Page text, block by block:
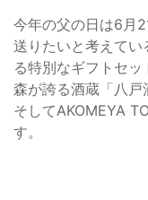
今年の父の日は6月
送りたいと考えてい
る特別なギフトセ
森が誇る酒蔵「八戸
そしてAKOMEYA
す。